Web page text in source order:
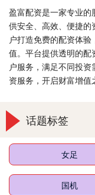
盈富配资是一家专业
供安全、高效、便捷
户打造免费的配资体
值。平台提供透明的
户服务，满足不同投
资服务，开启财富增值
话题标签
女足
国机